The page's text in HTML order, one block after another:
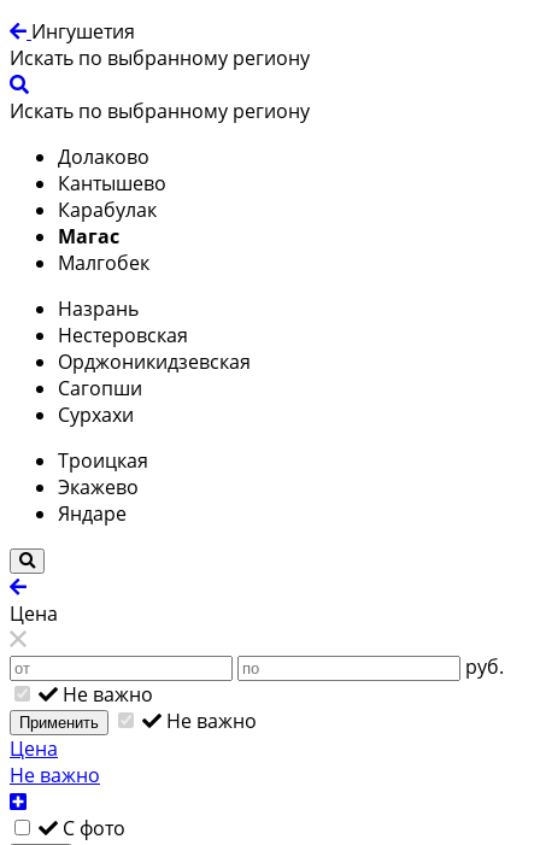
Ингушетия
Искать по выбранному региону
Искать по выбранному региону
Долаково
Кантышево
Карабулак
Магас
Малгобек
Назрань
Нестеровская
Орджоникидзевская
Сагопши
Сурхахи
Троицкая
Экажево
Яндаре
Цена
руб.
Не важно
Применить
Не важно
Цена
Не важно
С фото